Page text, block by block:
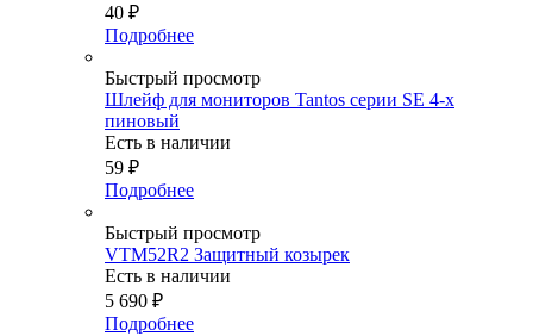
40 ₽
Подробнее
Быстрый просмотр
Шлейф для мониторов Tantos серии SE 4-х
пиновый
Есть в наличии
59 ₽
Подробнее
Быстрый просмотр
VTM52R2 Защитный козырек
Есть в наличии
5 690 ₽
Подробнее